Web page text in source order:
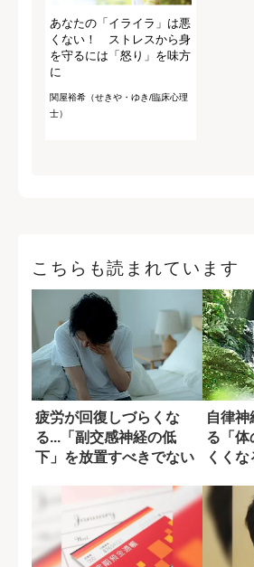
あなたの「イライラ」は悪
くない！ ストレスから身
を守るには「怒り」を味方
に
関屋裕希（せきや・ゆき/臨床心理
士）
こちらも読まれています
疲労が回復しづらくな
る...「副交感神経の低
下」を放置すべきでない
自律神
る「体
くく